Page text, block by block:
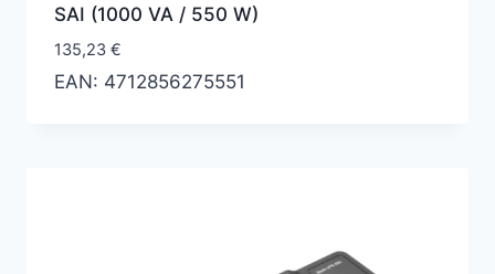
SAI (1000 VA / 550 W)
135,23 €
EAN: 4712856275551